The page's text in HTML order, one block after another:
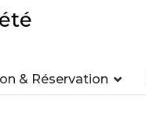
& Réservation